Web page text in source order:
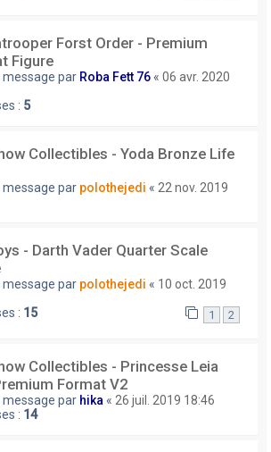
Forst Order - Premium
Figure
message par Roba Fett 76 « 06 avr. 2020
: 5
Collectibles - Yoda Bronze Life
message par polothejedi « 22 nov. 2019
- Darth Vader Quarter Scale
message par polothejedi « 10 oct. 2019
: 15 1 2
Collectibles - Princesse Leia
Format V2
message par hika « 26 juil. 2019 18:46
: 14